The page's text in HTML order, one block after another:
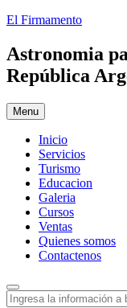
Skip
content
El Firmamento
Astronomia
República
Menu
Inicio
Servicios
Turismo
Educacion
Galeria
Cursos
Ventas
Quienes somos
Contactenos
Search
Buscar: